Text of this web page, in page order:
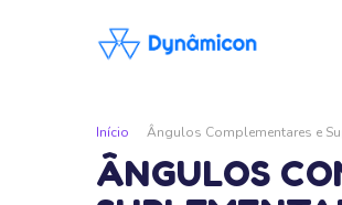
Início Ângulos Complementares e
ÂNGULOS